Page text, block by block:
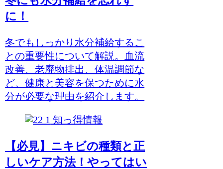
に！
冬でもしっかり水分補給するこ
との重要性について解説。血流
改善、老廃物排出、体温調節な
ど、健康と美容を保つために水
分が必要な理由を紹介します。
知っ得情報
【必見】ニキビの種類と正
しいケア方法！やってはい